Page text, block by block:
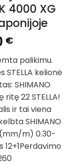
4000 XG
€.
€Current
price
is:
769,90 €.
palikimu.
kelionė
SHIMANO
22 STELLA!
ir tai viena
SHIMANO
(mm/m) 0.30-
12+1Perdavimo